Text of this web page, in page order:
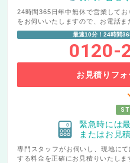
24時間365日年中無休で営業して
をお伺いいたしますので、お電話ま
最速10分！24時間
0120-
お見積りフ
緊急時には
またはお見
専門スタッフがお伺いし、現地に
する料金を正確にお見積りいたしま